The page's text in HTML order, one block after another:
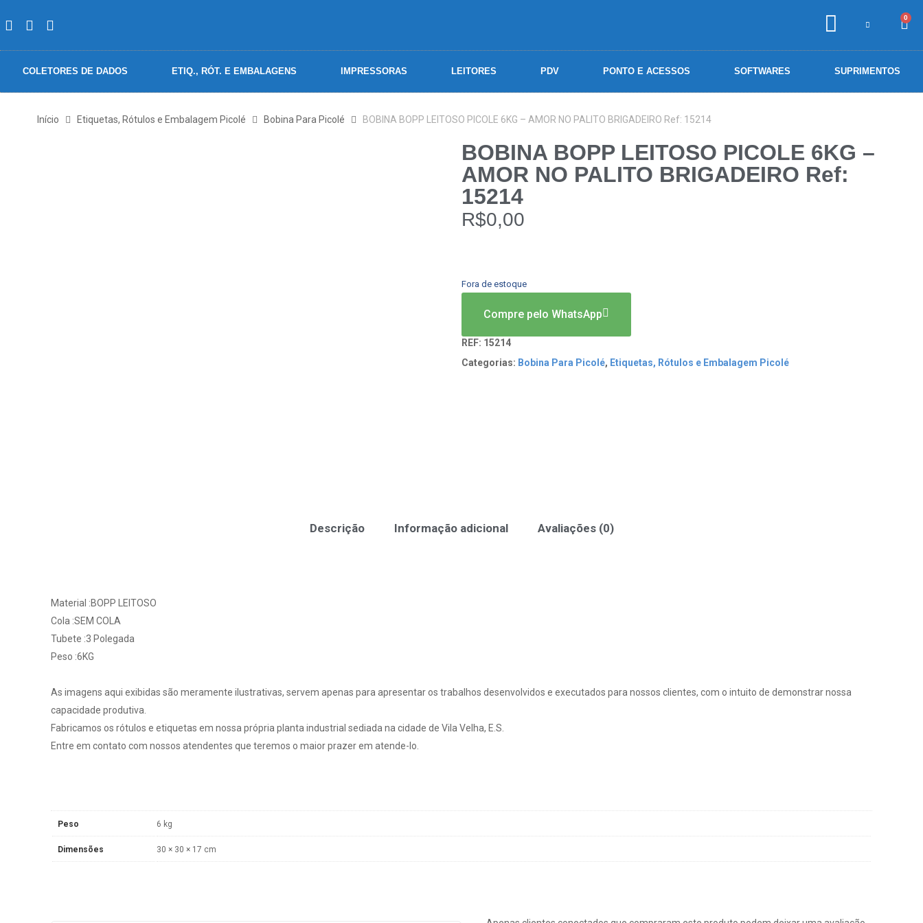
0
COLETORES DE DADOS ETIQ., RÓT. E EMBALAGENS IMPRESSORAS LEITORES PDV PONTO E ACESSOS SOFTWARES SUPRIMENTOS
Início Etiquetas, Rótulos e Embalagem Picolé Bobina Para Picolé BOBINA BOPP LEITOSO PICOLE 6KG – AMOR NO PALITO BRIGADEIRO Ref: 15214
BOBINA BOPP LEITOSO PICOLE 6KG –
AMOR NO PALITO BRIGADEIRO Ref:
15214
R$0,00
Fora de estoque
Compre pelo WhatsApp
REF: 15214
Categorias: Bobina Para Picolé, Etiquetas, Rótulos e Embalagem Picolé
Descrição Informação adicional Avaliações (0)
Material :BOPP LEITOSO
Cola :SEM COLA
Tubete :3 Polegada
Peso :6KG
As imagens aqui exibidas são meramente ilustrativas, servem apenas para apresentar os trabalhos desenvolvidos e executados para nossos clientes, com o intuito de demonstrar nossa
capacidade produtiva.
Fabricamos os rótulos e etiquetas em nossa própria planta industrial sediada na cidade de Vila Velha, E.S.
Entre em contato com nossos atendentes que teremos o maior prazer em atende-lo.
Peso 6 kg
Dimensões 30 × 30 × 17 cm